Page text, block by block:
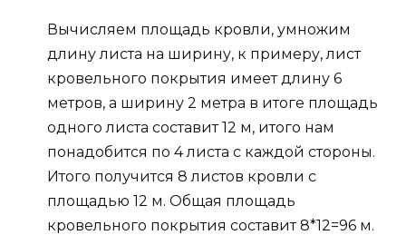
Вычисляем площадь кровли, умножим
длину листа на ширину, к примеру, лист
кровельного покрытия имеет длину 6
метров, а ширину 2 метра в итоге площадь
одного листа составит 12 м, итого нам
понадобится по 4 листа с каждой стороны.
Итого получится 8 листов кровли с
площадью 12 м. Общая площадь
кровельного покрытия составит 8*12=96 м.